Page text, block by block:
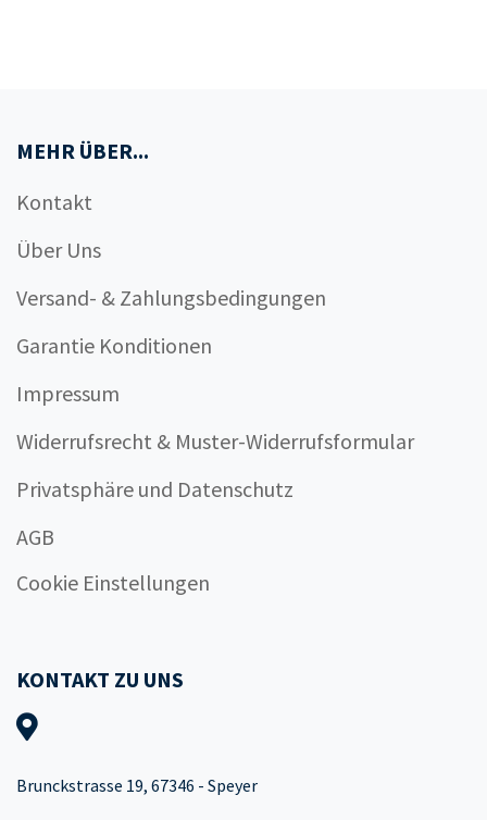
MEHR ÜBER...
Kontakt
Über Uns
Versand- & Zahlungsbedingungen
Garantie Konditionen
Impressum
Widerrufsrecht & Muster-Widerrufsformular
Privatsphäre und Datenschutz
AGB
Cookie Einstellungen
KONTAKT ZU UNS
Brunckstrasse 19, 67346 - Speyer